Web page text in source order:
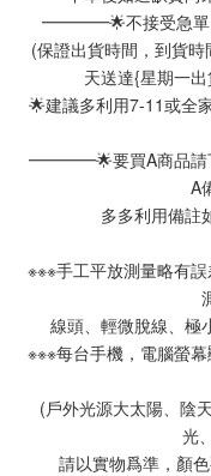
━━━━🌟不接受急單
(保證出貨時間，到貨
天送達{星期一
🌟建議多利用7-11或全
━━━━🌟要買A商品請
A
多多利用備註
※※※手工平放測量略有
線頭、輕微脫線、
※※※每台手機，電腦螢
(戶外光源大太陽、陰
光
請以實物爲準，顏